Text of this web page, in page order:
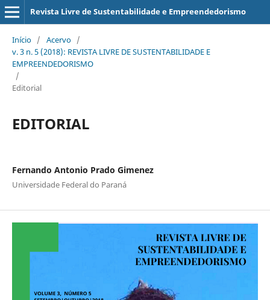
Revista Livre de Sustentabilidade e Empreendedorismo
Início / Acervo /
v. 3 n. 5 (2018): REVISTA LIVRE DE SUSTENTABILIDADE E
EMPREENDEDORISMO
/
Editorial
EDITORIAL
Fernando Antonio Prado Gimenez
Universidade Federal do Paraná